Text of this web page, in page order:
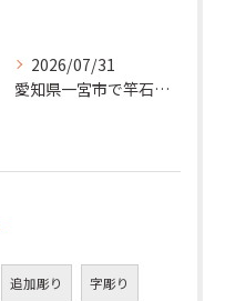
2026/07/31
愛知県一宮市で竿石への追加彫刻｜彫刻本舗
追加彫り 字彫り